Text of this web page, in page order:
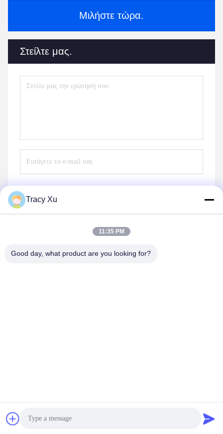
Μιλήστε τώρα.
Στείλτε μας.
Προμηθευτής. 2020-2025 Shandong Xingshun New Material
Co., Ltd. Όλα τα δικαιώματα διατηρούνται.
Tracy Xu
11:35 PM
Good day, what product are you looking for?